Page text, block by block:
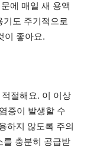
에 매일 새 용액
기도 주기적으로
이 좋아요.
절해요. 이 이상
증이 발생할 수
하지 않도록 주의
를 충분히 공급받